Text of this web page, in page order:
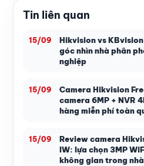
Tin liên quan
15/09
Hikvision vs
góc nhìn nhà phân
nghiệp
15/09
Camera Hikvision
camera 6MP + NVR
hàng miễn phí toàn
15/09
Review camera
IW: lựa chọn 3MP
không gian trong nhà